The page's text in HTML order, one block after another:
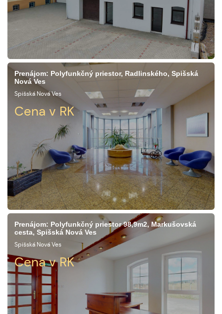
Prenájom: Polyfunkčný priestor, Radlinského, Spišská
Nová Ves
Spišská Nová Ves
Cena v RK
Prenájom: Polyfunkčný priestor 98,9m2, Markušovská
cesta, Spišská Nová Ves
Spišská Nová Ves
Cena v RK